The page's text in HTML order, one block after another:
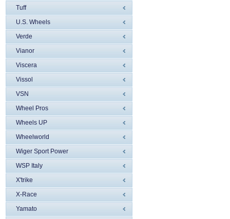
Tuff
U.S. Wheels
Verde
Vianor
Viscera
Vissol
VSN
Wheel Pros
Wheels UP
Wheelworld
Wiger Sport Power
WSP Italy
X'trike
X-Race
Yamato